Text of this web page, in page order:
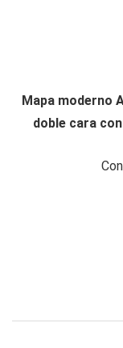
Mapa moderno
doble cara